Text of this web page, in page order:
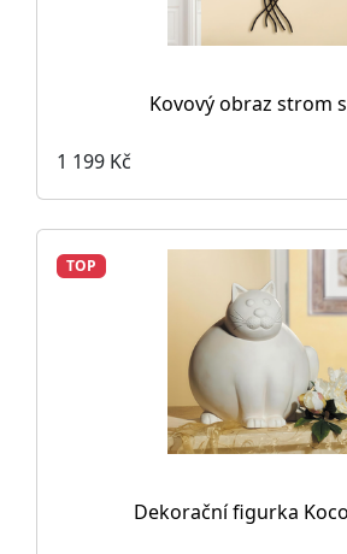
Kovový obraz strom
1 199 Kč
TOP
Dekorační figurka